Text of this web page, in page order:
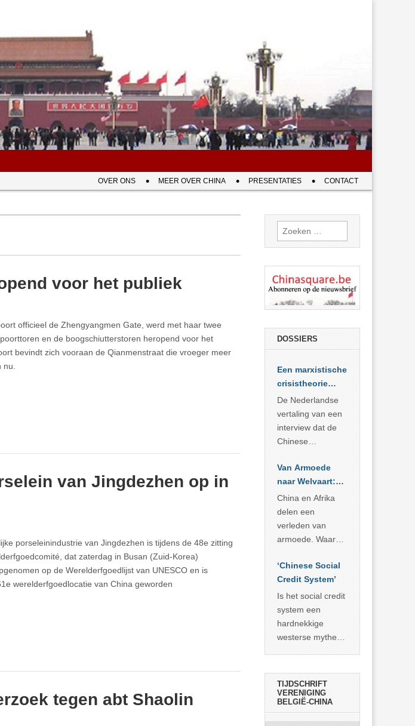
OVER ONS MEER OVER CHINA PRESENTATIES CONTACT
voor het publiek
officieel de Zhengyangmen Gate, werd met haar twee
en de boogschiutterstoren heropend voor het
bevindt zich vooraan de Qianmenstraat die vroeger meer
van Jingdezhen op in
porseleinindustrie van Jingdezhen is tijdens de 48e zitting
dat zaterdag in Busan (Zuid-Korea)
op de Werelderfgoedlijst van UNESCO en is
werelderfgoedlocatie van China geworden
tegen abt Shaolin
Zoeken
naar:
DOSSIERS
Een marxistische
crisistheorie
voor vandaag
De Nederlandse
vertaling van een
interview dat de
Chinese
Sociale
Wetenschappen
afnam van de
Britse
marxistische
econoom Michael
zien dat
… >> lees meer
Van Armoede
naar Welvaart:
Wat Afrika kan
leren van
China’s
economisch
China en Afrika
delen een
verleden van
armoede. Waar
voorbije veertig
jaar in slaagde
meer dan 800
miljoen mensen
uit de armoede
… >> lees meer
‘Chinese Social
Credit System’
Is het social credit
system een
hardnekkige
westerse mythe of
TIJDSCHRIFT
VERENIGING
BELGIË-CHINA